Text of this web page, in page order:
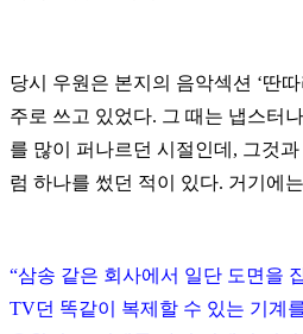
당시 우원은 본지의 음악섹션 ‘딴따
주로 쓰고 있었다. 그 때는 냅스터
를 많이 퍼나르던 시절인데 , 그것
럼 하나를 썼던 적이 있다. 거기에
“삼송 같은 회사에서 일단 도면을
TV던 똑같이 복제할 수 있는 기계